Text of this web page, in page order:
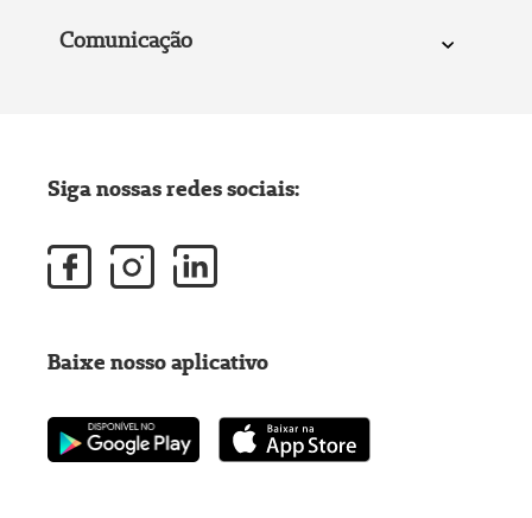
Comunicação
Siga nossas redes sociais:
Baixe nosso aplicativo